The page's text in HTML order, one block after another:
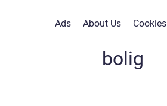
Ads About Us Cookies
bolig